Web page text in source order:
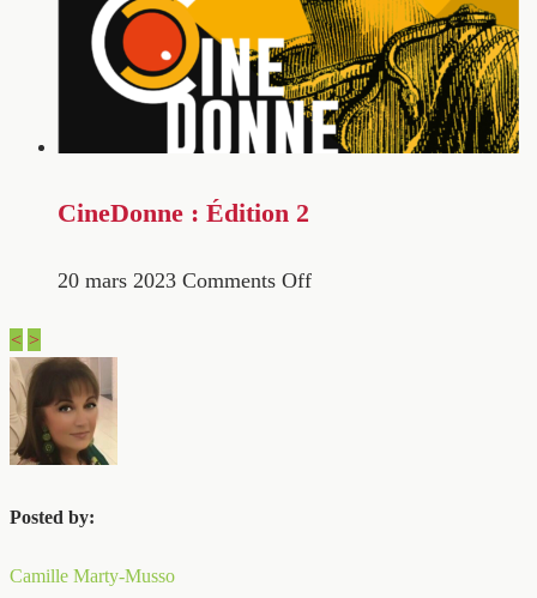
CineDonne : Édition 2
20 mars 2023 Comments Off
< >
Posted by:
Camille Marty-Musso